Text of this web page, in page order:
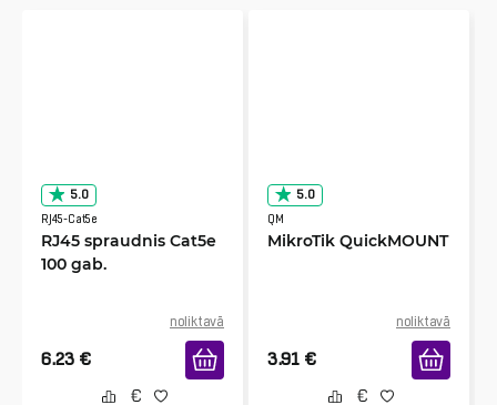
5.0
RJ45-Cat5e
RJ45 spraudnis Cat5e
100 gab.
noliktavā
6.23 €
5.0
QM
MikroTik QuickMOUNT
noliktavā
3.91 €